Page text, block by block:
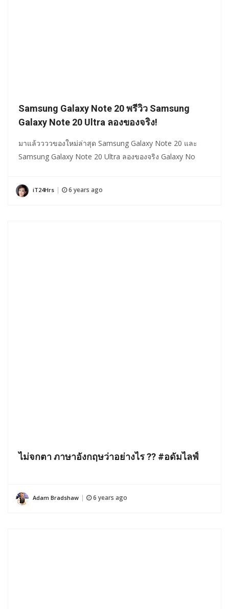
Samsung Galaxy Note 20 พรีวิว Samsung
Galaxy Note 20 Ultra ลองของจริง!
มาแล้ววววของใหม่ล่าสุด Samsung Galaxy Note 20 และ
Samsung Galaxy Note 20 Ultra ลองของจริง Galaxy No
iT24Hrs 6 years ago
ไม่จกตา ภาษาอังกฤษว่าอย่างไร ?? #อดัมไลฟ์
Adam Bradshaw 6 years ago